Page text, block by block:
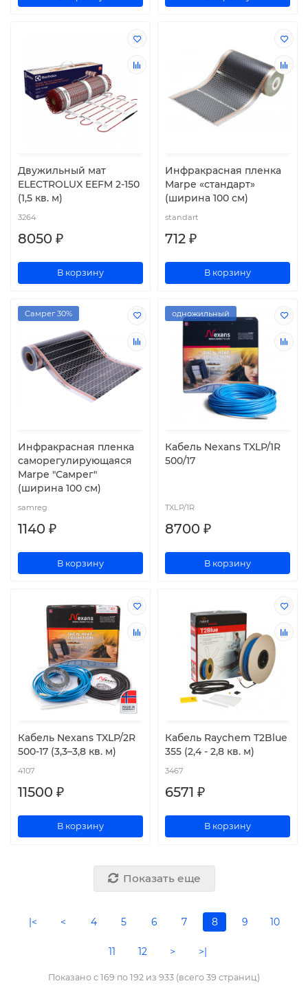
Двужильный мат
ELECTROLUX EEFM 2-150
(1,5 кв. м)
3264
8050 ₽
В корзину
Инфракрасная пленка
Marpe «стандарт»
(ширина 100 см)
standart
712 ₽
В корзину
Самрег 30%
Инфракрасная пленка
саморегулирующаяся
Marpe "Самрег"
(ширина 100 см)
samreg
1140 ₽
В корзину
одножильный
Кабель Nexans TXLP/1R
500/17
TXLP/1R
8700 ₽
В корзину
Кабель Nexans TXLP/2R
500-17 (3,3–3,8 кв. м)
4107
11500 ₽
В корзину
Кабель Raychem T2Blue
355 (2,4 - 2,8 кв. м)
3467
6571 ₽
В корзину
Показать еще
|< < 4 5 6 7 8 9 10
11 12 > >|
Показано с 169 по 192 из 933 (всего 39 страниц)